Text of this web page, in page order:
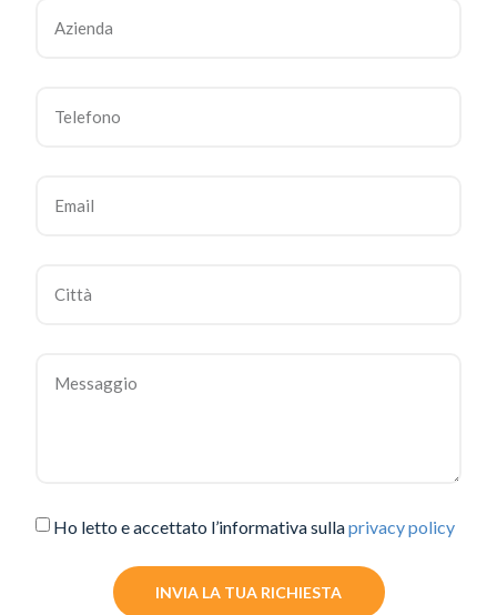
Ho letto e accettato l’informativa sullaprivacy policy
INVIA LA TUA RICHIESTA